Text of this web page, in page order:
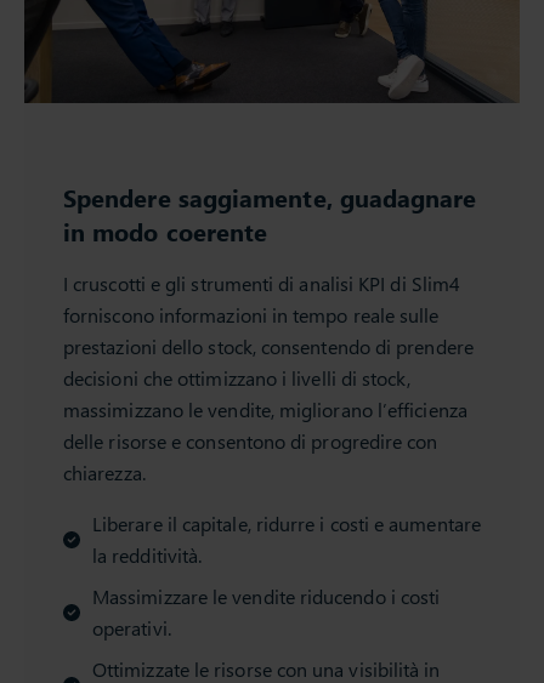
Spendere saggiamente, guadagnare
in modo coerente
I cruscotti e gli strumenti di analisi KPI di Slim4
forniscono informazioni in tempo reale sulle
prestazioni dello stock, consentendo di prendere
decisioni che ottimizzano i livelli di stock,
massimizzano le vendite, migliorano l’efficienza
delle risorse e consentono di progredire con
chiarezza.
Liberare il capitale, ridurre i costi e aumentare
la redditività.
Massimizzare le vendite riducendo i costi
operativi.
Ottimizzate le risorse con una visibilità in